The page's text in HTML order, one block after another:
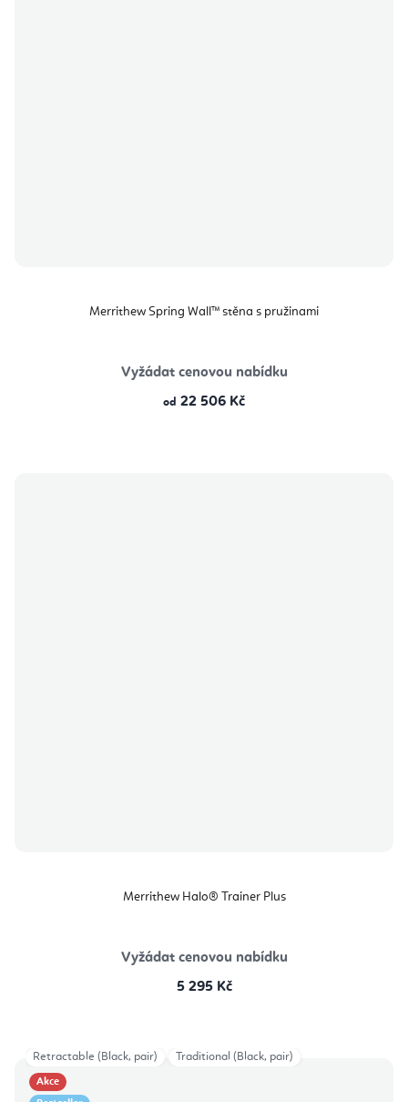
Merrithew Spring Wall™ stěna s pružinami
Vyžádat cenovou nabídku
od 22 506 Kč
Merrithew Halo® Trainer Plus
Vyžádat cenovou nabídku
5 295 Kč
Akce
Retractable (Black, pair) Traditional (Black, pair)